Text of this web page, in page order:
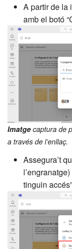
A partir de la
amb el botó
Imatge captura de
a través de l’enllaç.
Assegura’t
tinguin